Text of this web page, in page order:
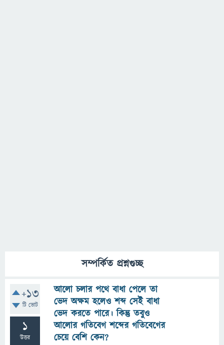
সম্পর্কিত প্রশ্নগুচ্ছ
+13
টি ভোট
1
উত্তর
আলো চলার পথে বাধা পেলে তা
ভেদ অক্ষম হলেও শব্দ সেই বাধা
ভেদ করতে পারে। কিন্তু তবুও
আলোর গতিবেগ শব্দের গতিবেগের
চেয়ে বেশি কেন?